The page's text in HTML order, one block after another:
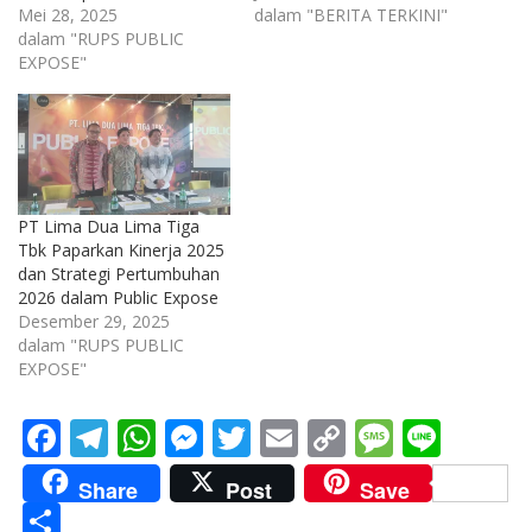
Mei 28, 2025
dalam "RUPS PUBLIC
EXPOSE"
dalam "BERITA TERKINI"
PT Lima Dua Lima Tiga
Tbk Paparkan Kinerja 2025
dan Strategi Pertumbuhan
2026 dalam Public Expose
Desember 29, 2025
dalam "RUPS PUBLIC
EXPOSE"
F
ac
e
T
el
e
W
h
at
M
e
ss
T
w
itt
E
m
ai
C
o
p
M
e
ss
n
e
Share Post Save